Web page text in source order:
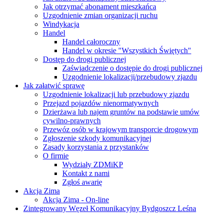
Jak otrzymać abonament mieszkańca
Uzgodnienie zmian organizacji ruchu
Windykacja
Handel
Handel całoroczny
Handel w okresie "Wszystkich Świętych"
Dostęp do drogi publicznej
Zaświadczenie o dostępie do drogi publicznej
Uzgodnienie lokalizacji/przebudowy zjazdu
Jak załatwić sprawę
Uzgodnienie lokalizacji lub przebudowy zjazdu
Przejazd pojazdów nienormatywnych
Dzierżawa lub najem gruntów na podstawie umów
cywilno-prawnych
Przewóz osób w krajowym transporcie drogowym
Zgłoszenie szkody komunikacyjnej
Zasady korzystania z przystanków
O firmie
Wydziały ZDMiKP
Kontakt z nami
Zgłoś awarię
Akcja Zima
Akcja Zima - On-line
Zintegrowany Węzeł Komunikacyjny Bydgoszcz Leśna